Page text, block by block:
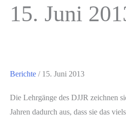
15. Juni
Berichte / 15. Juni 2013
Die Lehrgänge des DJJR zeichnen
Jahren dadurch aus, dass sie das